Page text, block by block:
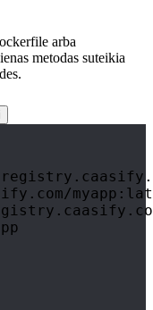
arba
metodas suteikia